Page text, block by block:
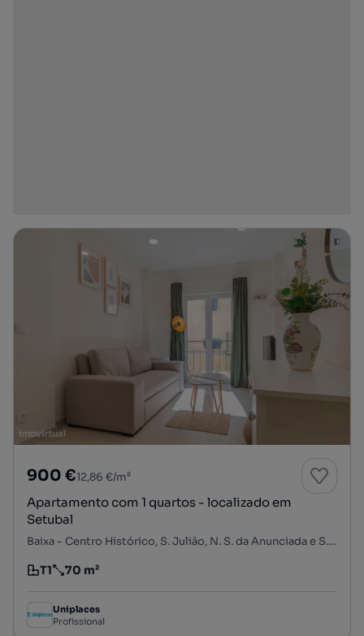
900 €12,86 €/m²
Apartamento com 1 quartos - localizado em
Setubal
Baixa - Centro Histórico, S. Julião, N. S. da Anunciada e S. Maria da Graça, Setúbal, Setúbal
Tipologia
T1
Preço por metro quadrado
70 m²
Uniplaces
Profissional